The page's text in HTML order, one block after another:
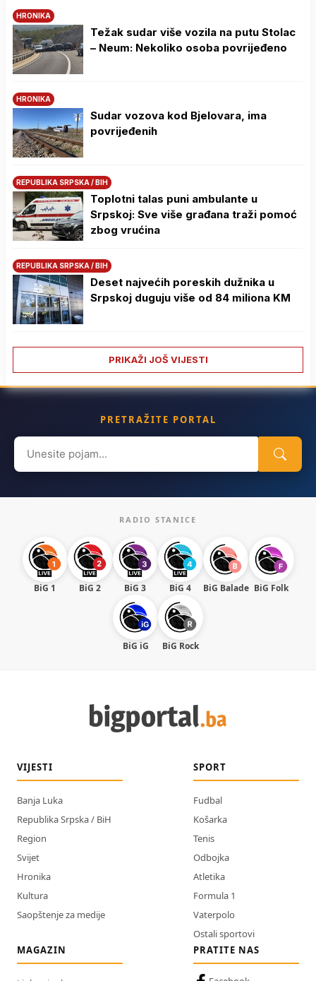
HRONIKA
Težak sudar više vozila na putu Stolac
– Neum: Nekoliko osoba povrijeđeno
HRONIKA
Sudar vozova kod Bjelovara, ima
povrijeđenih
REPUBLIKA SRPSKA / BIH
Toplotni talas puni ambulante u
Srpskoj: Sve više građana traži pomoć
zbog vrućina
REPUBLIKA SRPSKA / BIH
Deset najvećih poreskih dužnika u
Srpskoj duguju više od 84 miliona KM
PRIKAŽI JOŠ VIJESTI
PRETRAŽITE PORTAL
Search
for:
RADIO STANICE
BiG 1 BiG 2 BiG 3 BiG 4 BiG Balade BiG Folk
BiG iG BiG Rock
VIJESTI
Banja Luka
Republika Srpska / BiH
Region
Svijet
Hronika
Kultura
Saopštenje za medije
SPORT
Fudbal
Košarka
Tenis
Odbojka
Atletika
Formula 1
Vaterpolo
Ostali sportovi
MAGAZIN
PRATITE NAS